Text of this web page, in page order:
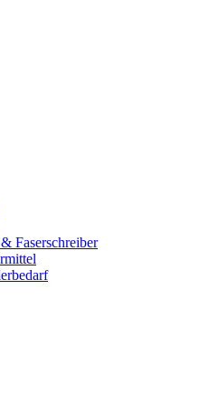
Faserschreiber